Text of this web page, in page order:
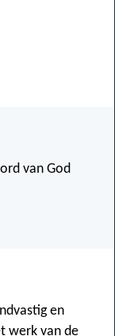
van God
en
werk van de